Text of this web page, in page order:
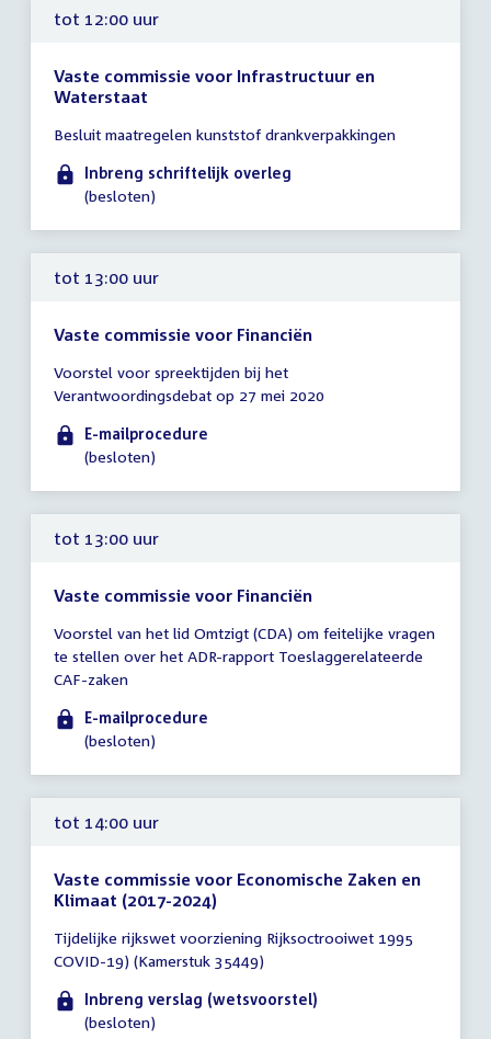
tot 12:00 uur
Vaste commissie voor Infrastructuur en
Waterstaat
vergadering
tot
12:00
Besluit maatregelen kunststof drankverpakkingen
Inbreng schriftelijk overleg
(besloten)
tot 13:00 uur
Vaste commissie voor Financiën
vergadering
tot
13:00
uur
Voorstel voor spreektijden bij het
Verantwoordingsdebat op 27 mei 2020
E-mailprocedure
(besloten)
tot 13:00 uur
Vaste commissie voor Financiën
vergadering
tot
13:00
uur
Voorstel van het lid Omtzigt (CDA) om feitelijke vragen
te stellen over het ADR-rapport Toeslaggerelateerde
CAF-zaken
E-mailprocedure
(besloten)
tot 14:00 uur
Vaste commissie voor Economische Zaken en
Klimaat (2017-2024)
vergadering
tot
14:00
uur
Tijdelijke rijkswet voorziening Rijksoctrooiwet 1995
COVID-19) (Kamerstuk 35449)
Inbreng verslag (wetsvoorstel)
(besloten)